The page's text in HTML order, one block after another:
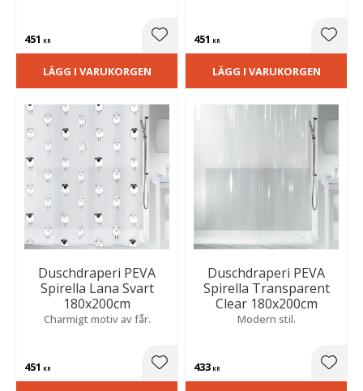
451 KR Lägg till i favoriter
LÄGG I VARUKORGEN
451 KR
LÄGG I VARUKORGEN
Duschdraperi PEVA
Spirella Lana Svart
180x200cm
Charmigt motiv av får.
451 KR Lägg till i favoriter
Duschdraperi PEVA
Spirella Transparent
Clear 180x200cm
Modern stil.
433 KR